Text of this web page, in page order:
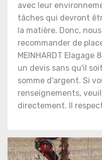
avec leur
tâches qui devront
la matière. Donc,
recommander de
MEINHARDT
un devis sans qu'il
somme d'argent. Si
renseignements,
directement. Il